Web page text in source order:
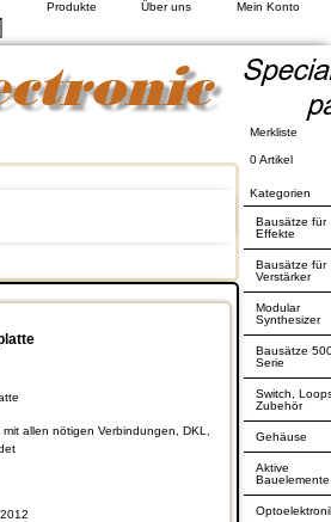
Produkte Über uns Mein Konto
allen nötigen Verbindungen, DKL,
Merkliste
0 Artikel
Kategorien
Bausätze für
Effekte
Bausätze für
Verstärker
Modular
Synthesizer
Bausätze
Serie
Switch,
Zubehör
Gehäuse
Aktive
Bauelemente